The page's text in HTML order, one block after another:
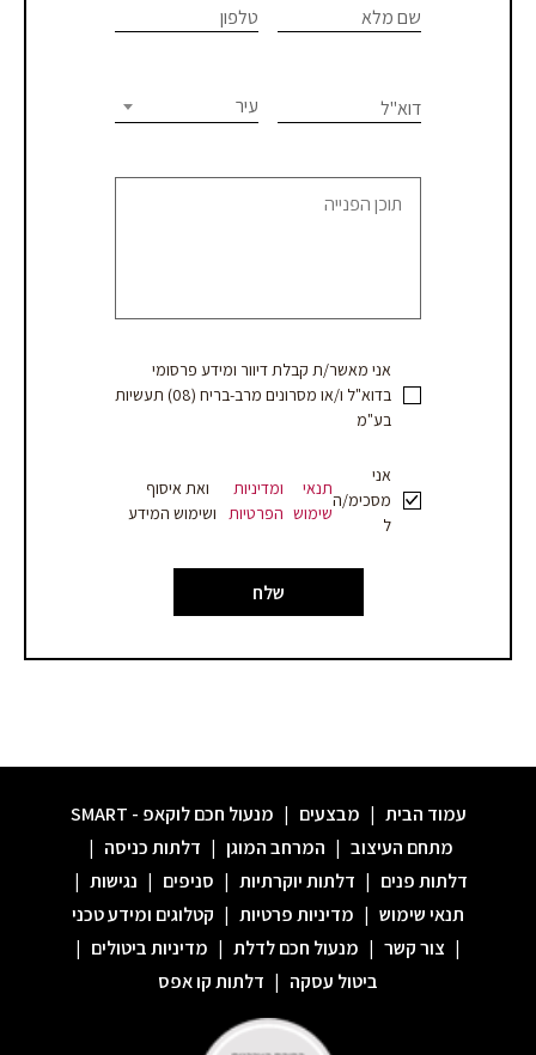
פגישת
או
הצעת
שם מלא טלפון
דוא"ל עיר
אני מאשר/ת קבלת דיוור ומידע פרסומי
בדוא"ל ו/או מסרונים מרב-בריח (08) תעשיות
בע"מ
אני
מסכימ/ה
ל
תנאי
שימוש
ומדיניות
הפרטיות
ואת איסוף
ושימוש המידע
שלח
are
this
field
עמוד הבית | מבצעים | מנעול חכם לוקאפ - SMART
מתחם העיצוב | המרחב המוגן | דלתות כניסה |
דלתות פנים | דלתות יוקרתיות | סניפים | נגישות |
תנאי שימוש | מדיניות פרטיות | קטלוגים ומידע טכני
| צור קשר | מנעול חכם לדלת | מדיניות ביטולים |
ביטול עסקה | דלתות קו אפס